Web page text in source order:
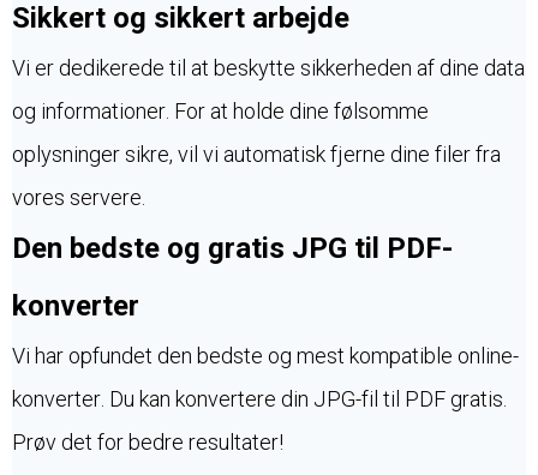
Sikkert og sikkert arbejde
Vi er dedikerede til at beskytte sikkerheden af dine data
og informationer. For at holde dine følsomme
oplysninger sikre, vil vi automatisk fjerne dine filer fra
vores servere.
Den bedste og gratis JPG til PDF-
konverter
Vi har opfundet den bedste og mest kompatible online-
konverter. Du kan konvertere din JPG-fil til PDF gratis.
Prøv det for bedre resultater!